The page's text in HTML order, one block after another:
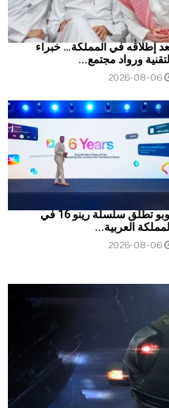
إطلاقه في المملكة… خبراء
ورواد مجتمع...
2026-08-06
أوبو تطلق سلسلة رينو 16 في
المملكة العربية...
2026-08-06